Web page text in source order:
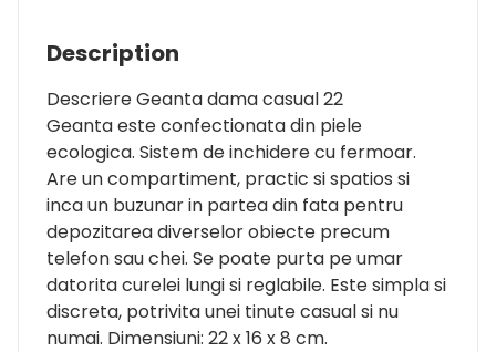
Description
Descriere Geanta dama casual 22
Geanta este confectionata din piele
ecologica. Sistem de inchidere cu fermoar.
Are un compartiment, practic si spatios si
inca un buzunar in partea din fata pentru
depozitarea diverselor obiecte precum
telefon sau chei. Se poate purta pe umar
datorita curelei lungi si reglabile. Este simpla si
discreta, potrivita unei tinute casual si nu
numai. Dimensiuni: 22 x 16 x 8 cm.